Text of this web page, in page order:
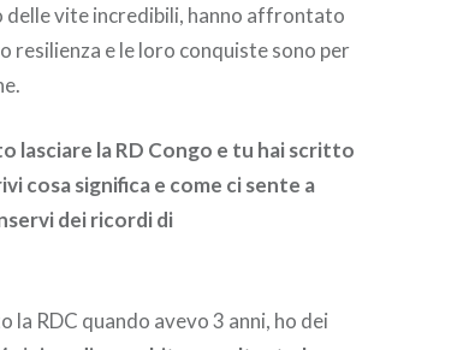
delle vite incredibili, hanno affrontato
resilienza e le loro conquiste sono per
lasciare la RD Congo e tu hai scritto
cosa significa e come ci sente a
dei ricordi di
la RDC quando avevo 3 anni, ho dei